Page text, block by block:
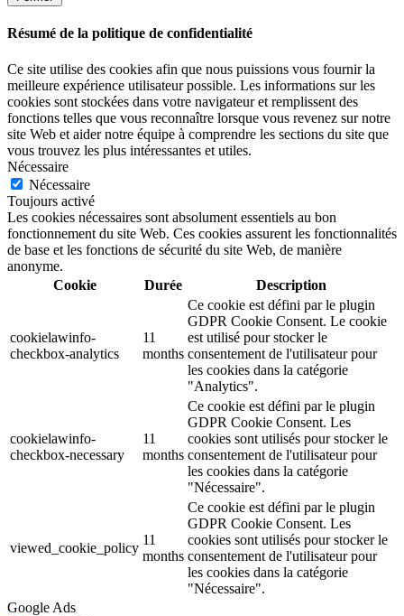
Résumé de la politique de confidentialité
Ce site utilise des cookies afin que nous puissions vous fournir la
meilleure expérience utilisateur possible. Les informations sur les
cookies sont stockées dans votre navigateur et remplissent des
fonctions telles que vous reconnaître lorsque vous revenez sur notre
site Web et aider notre équipe à comprendre les sections du site que
vous trouvez les plus intéressantes et utiles.
Nécessaire
Nécessaire
Toujours activé
Les cookies nécessaires sont absolument essentiels au bon
fonctionnement du site Web. Ces cookies assurent les fonctionnalités
de base et les fonctions de sécurité du site Web, de manière
anonyme.
Cookie
Durée Description
cookielawinfo-
checkbox-analytics
11
months
Ce cookie est défini par le plugin
GDPR Cookie Consent. Le cookie
est utilisé pour stocker le
consentement de l'utilisateur pour
les cookies dans la catégorie
"Analytics".
cookielawinfo-
checkbox-necessary
11
months
Ce cookie est défini par le plugin
GDPR Cookie Consent. Les
cookies sont utilisés pour stocker le
consentement de l'utilisateur pour
les cookies dans la catégorie
"Nécessaire".
viewed_cookie_policy
11
months
Ce cookie est défini par le plugin
GDPR Cookie Consent. Les
cookies sont utilisés pour stocker le
consentement de l'utilisateur pour
les cookies dans la catégorie
"Nécessaire".
Google Ads